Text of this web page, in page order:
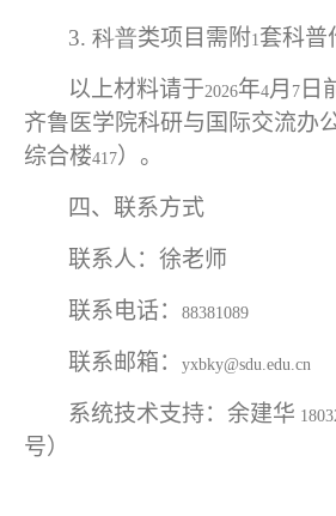
3. 科普类项目需附1套科普
以上材料请于2026年4月 7 日
齐鲁医学院科研与国际交流办
综合楼417）。
四、联系方式
联系人：徐老师
联系电话： 88381089
联系邮箱： yxbky@sdu.edu.cn
系统技术支持：余建华
号）